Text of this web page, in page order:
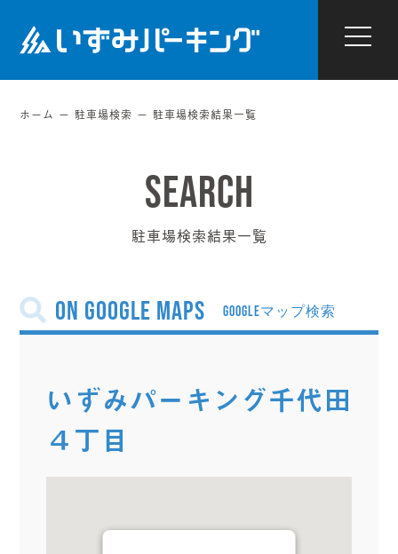
ホーム 駐車場検索 駐車場検索結果一覧
駐車場検索結果一覧
on Google Maps
いずみパーキング千代田
４丁目